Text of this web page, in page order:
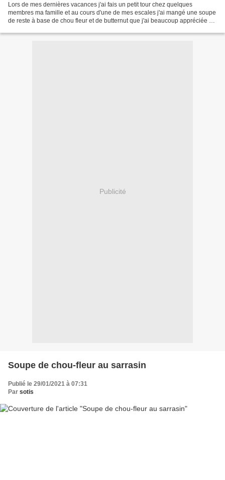
Lors de mes dernières vacances j'ai fais un petit tour chez quelques
membres ma famille et au cours d'une de mes escales j'ai mangé une soupe
de reste à base de chou fleur et de butternut que j'ai beaucoup appréciée et
Publicité
Soupe de chou-fleur au sarrasin
Publié le 29/01/2021 à 07:31
Par sotis